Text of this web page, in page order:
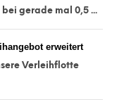
gerade mal 0,5 ...
erweitert
Verleihflotte